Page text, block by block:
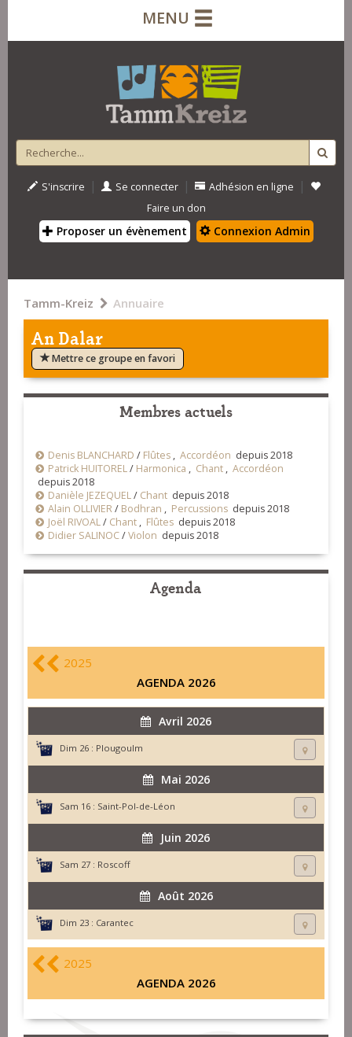
MENU
S'inscrire | Se connecter | Adhésion en ligne |
Faire un don
Proposer un évènement Connexion Admin
Tamm-Kreiz Annuaire
An Dalar
Mettre ce groupe en favori
Membres actuels
Denis BLANCHARD / Flûtes , Accordéon depuis 2018
Patrick HUITOREL/ Harmonica , Chant , Accordéon
depuis 2018
Danièle JEZEQUEL/ Chant depuis 2018
Alain OLLIVIER/ Bodhran , Percussions depuis 2018
Joël RIVOAL/ Chant , Flûtes depuis 2018
Didier SALINOC/Violon depuis 2018
Agenda
2025
AGENDA 2026
Avril 2026
Dim 26 : Plougoulm
Mai 2026
Sam 16 : Saint-Pol-de-Léon
Juin 2026
Sam 27 : Roscoff
Août 2026
Dim 23 : Carantec
2025
AGENDA 2026